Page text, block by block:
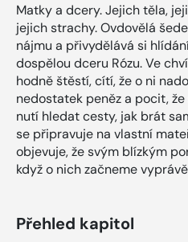
Matky a dcery. Jejich těla,
jejich strachy. Ovdovělá
nájmu a přivydělává si
dospělou dceru Rózu. Ve
hodně štěstí, cítí, že o ni
nedostatek peněz a pocit,
nutí hledat cesty, jak brát
se připravuje na vlastní
objevuje, že svým blízkým
když o nich začneme
Přehled kapitol